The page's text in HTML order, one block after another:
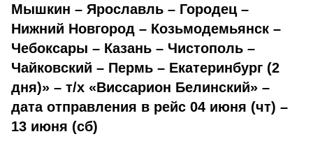
Мышкин – Ярославль – Городец –
Нижний Новгород – Козьмодемьянск –
Чебоксары – Казань – Чистополь –
Чайковский – Пермь – Екатеринбург (2
дня)» – т/х «Виссарион Белинский» –
дата отправления в рейс 04 июня (чт) –
13 июня (сб)